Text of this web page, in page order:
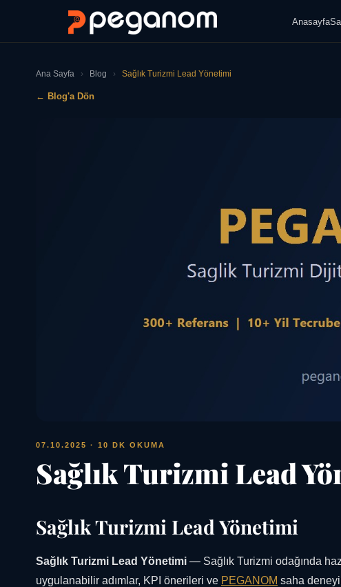
Anasayfa
Ana Sayfa › Blog › Sağlık Turizmi Lead Yönetimi
← Blog'a Dön
07.10.2025 · 10 DK OKUMA
Sağlık Turizmi Lead
Sağlık Turizmi Lead Yönetimi
Sağlık Turizmi Lead Yönetimi — Sağlık Turizmi odağında
uygulanabilir adımlar, KPI önerileri ve PEGANOM saha